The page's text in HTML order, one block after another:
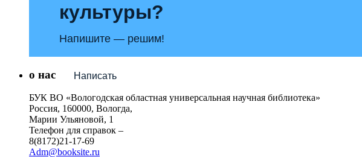
культуры?
Напишите — решим!
Написать
о нас
БУК ВО «Вологодская областная универсальная научная библиотека»
Россия, 160000, Вологда,
Марии Ульяновой, 1
Телефон для справок –
8(8172)21-17-69
Adm@booksite.ru